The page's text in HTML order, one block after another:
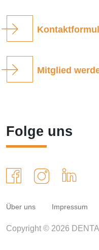
Mitglied
Folge uns
Über uns Impressum
Copyright © 2026